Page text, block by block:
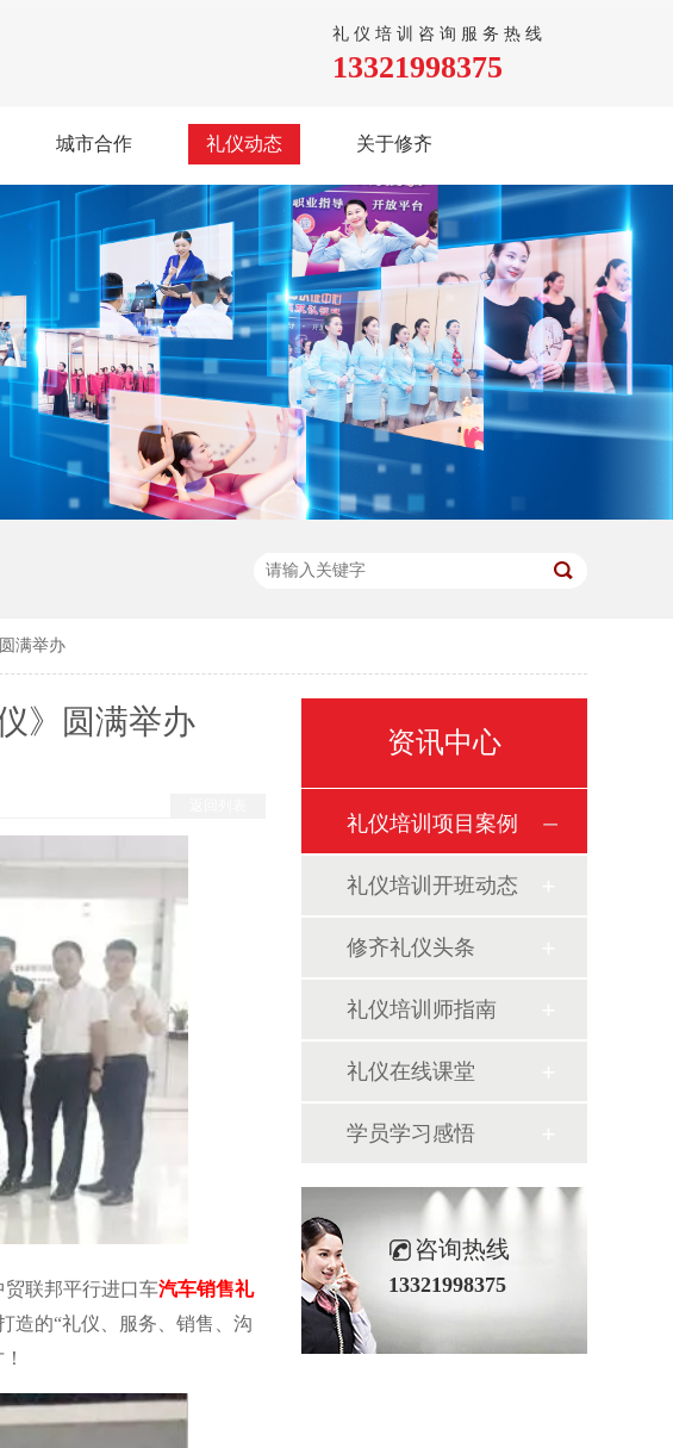
礼仪培训咨询服务热线
13321998375
城市合作 礼仪动态 关于修齐
满举办
》圆满举办
联邦平行进口车汽车销售礼
造的“礼仪、服务、销售、沟
资讯中心
礼仪培训项目案例
礼仪培训开班动态
修齐礼仪头条
礼仪培训师指南
礼仪在线课堂
学员学习感悟
咨询热线
13321998375